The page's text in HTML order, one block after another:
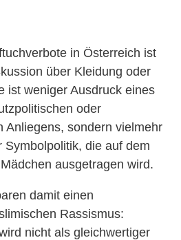
in Österreich ist
über Kleidung oder
ist weniger Ausdruck eines
oder
Anliegens, sondern vielmehr
die auf dem
ausgetragen wird.
damit einen
Rassismus:
nicht als gleichwertiger